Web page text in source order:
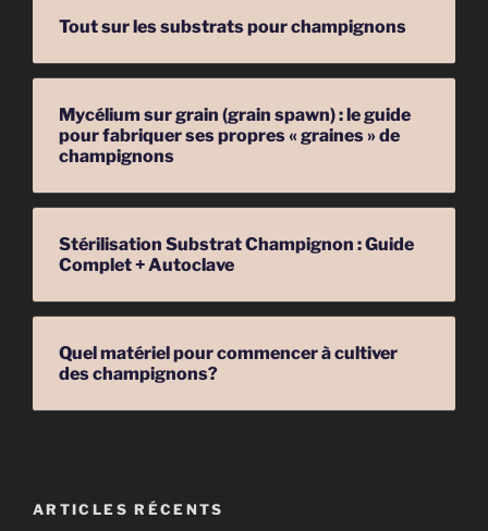
Tout sur les substrats pour champignons
Mycélium sur grain (grain spawn) : le guide
pour fabriquer ses propres « graines » de
champignons
Stérilisation Substrat Champignon : Guide
Complet + Autoclave
Quel matériel pour commencer à cultiver
des champignons?
ARTICLES RÉCENTS